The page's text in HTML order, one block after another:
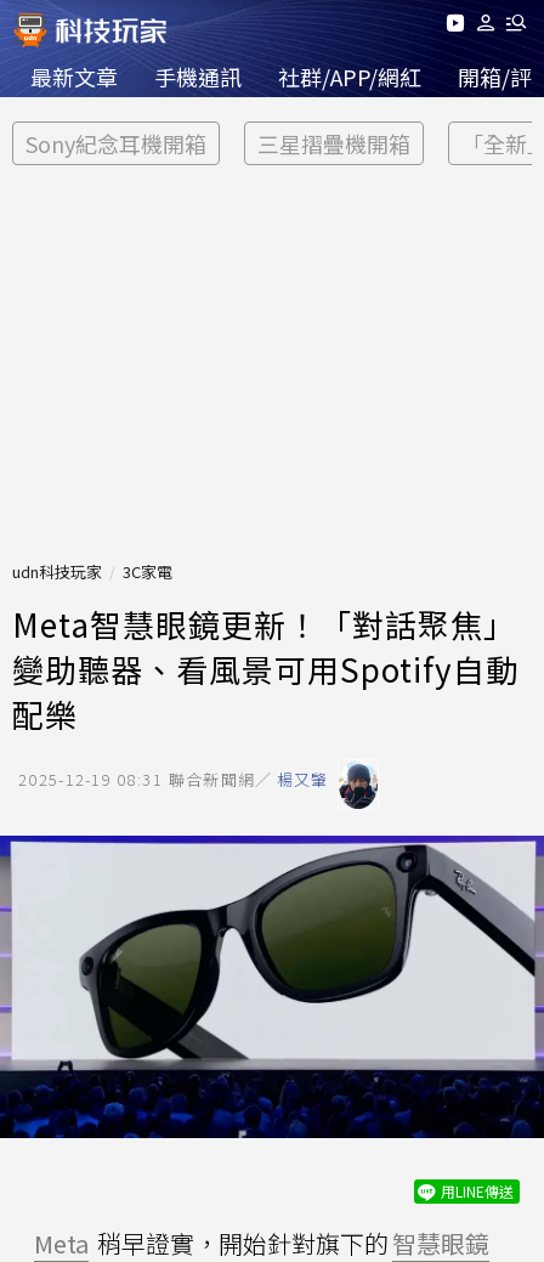
最新文章 手機通訊 社群/APP/網紅 開箱/評
Sony紀念耳機開箱 三星摺疊機開箱 「全新
udn科技玩家 3C家電
Meta智慧眼鏡更新！「對話聚焦」
變助聽器、看風景可用Spotify自動
配樂
2025-12-19 08:31 聯合新聞網／ 楊又肇
用LINE傳送
Meta 稍早證實，開始針對旗下的智慧眼鏡